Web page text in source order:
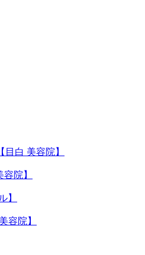
目白 美容院】
容院】
】
容院】